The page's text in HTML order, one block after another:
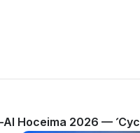
Al Hoceima 2026 — 166